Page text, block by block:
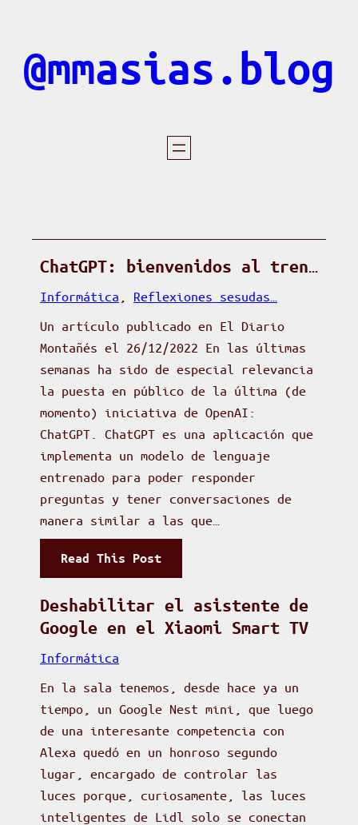
contenido
@mmasias.blog
ChatGPT: bienvenidos al tren…
Informática
Reflexiones sesudas…
Un artículo publicado en El Diario
Montañés el 26/12/2022 En las últimas
semanas ha sido de especial relevancia
la puesta en público de la última (de
momento) iniciativa de OpenAI:
ChatGPT. ChatGPT es una aplicación que
implementa un modelo de lenguaje
entrenado para poder responder
preguntas y tener conversaciones de
manera similar a las que…
Read This Post:
C
h
a
P
T
:
b
i
e
n
Deshabilitar el asistente de
Google en el Xiaomi Smart TV
Informática
En la sala tenemos, desde hace ya un
tiempo, un Google Nest mini, que luego
de una interesante competencia con
Alexa quedó en un honroso segundo
lugar, encargado de controlar las
luces porque, curiosamente, las luces
inteligentes de Lidl solo se conectan